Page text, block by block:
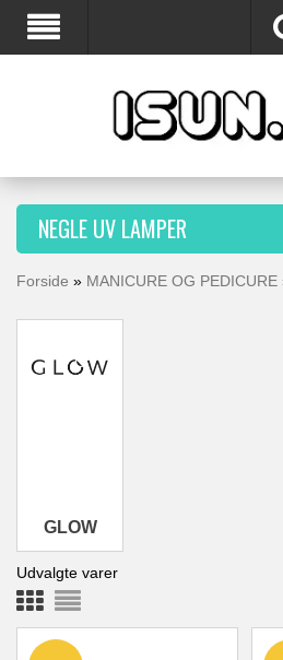
NEGLE UV LAMPER
Forside » MANICURE OG PEDICURE
GLOW
Udvalgte varer